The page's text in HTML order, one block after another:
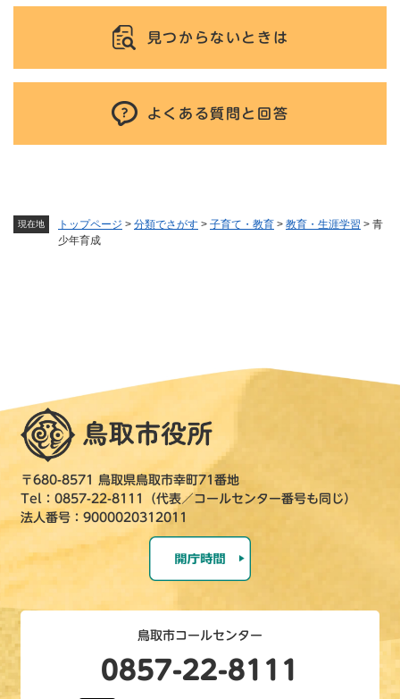
現在地 トップページ > 分類でさがす > 子育て・教育 > 教育・生涯学習 > 青
少年育成
見つからないときは
よくある質問と回答
〒680-8571 鳥取県鳥取市幸町71番地
Tel：0857-22-8111（代表／コールセンター番号も同じ）
法人番号：9000020312011
鳥取市コールセンター
0857-22-8111